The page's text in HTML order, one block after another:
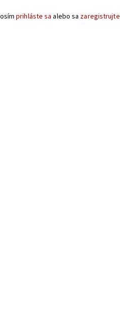
prihláste sa alebo sa zaregistrujte